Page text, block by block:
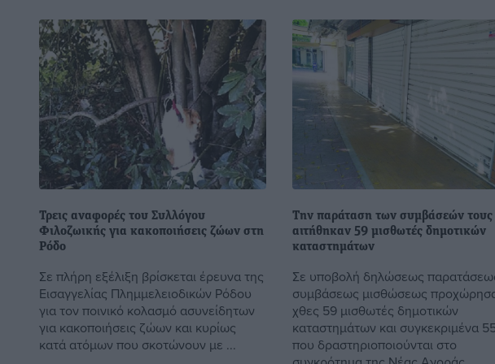
Τρεις αναφορές του Συλλόγου
Φιλοζωικής για κακοποιήσεις ζώων στη
Ρόδο
Σε πλήρη εξέλιξη βρίσκεται έρευνα της
Εισαγγελίας Πλημμελειοδικών Ρόδου
για τον ποινικό κολασμό ασυνείδητων
για κακοποιήσεις ζώων και κυρίως
κατά ατόμων που σκοτώνουν με ...
Την παράταση των συμβάσεών τους
αιτήθηκαν 59 μισθωτές δημοτικών
καταστημάτων
Σε υποβολή δηλώσεως
συμβάσεως μισθώσεως
χθες 59 μισθωτές δημοτικών
καταστημάτων και συγκεκριμένα
που δραστηριοποιούνται στο